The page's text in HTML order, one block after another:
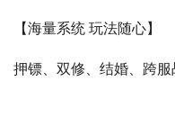
【海量系统 玩法随心】
押镖、双修、结婚、跨